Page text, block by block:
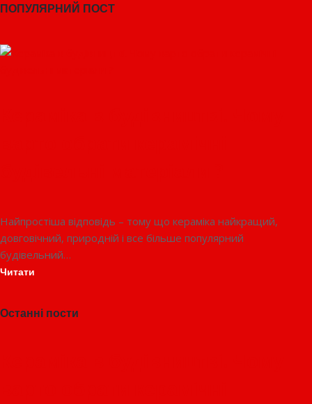
ПОПУЛЯРНИЙ ПОСТ
Найпростіша відповідь – тому що кераміка найкращий,
довговічний, природній і все більше популярний
будівельний…
Читати
Останні пости